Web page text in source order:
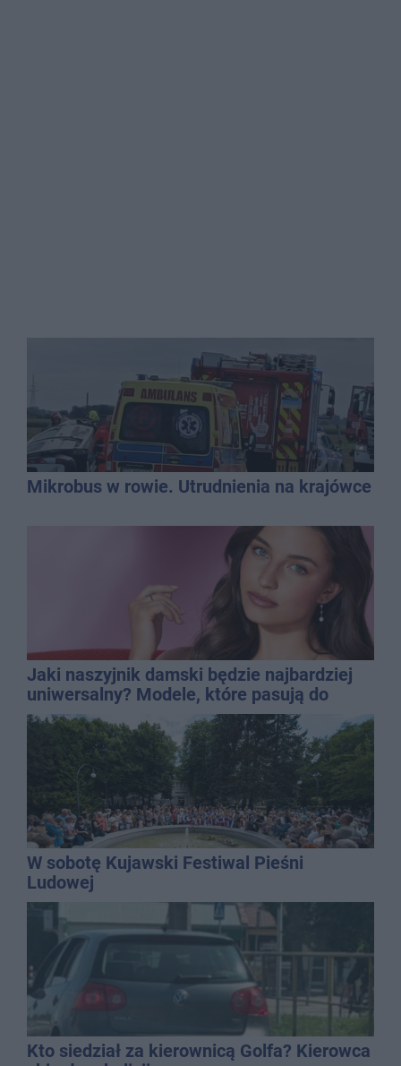
Mikrobus w rowie. Utrudnienia na krajówce
Jaki naszyjnik damski będzie najbardziej
uniwersalny? Modele, które pasują do
wielu stylizacji
W sobotę Kujawski Festiwal Pieśni
Ludowej
Kto siedział za kierownicą Golfa? Kierowca